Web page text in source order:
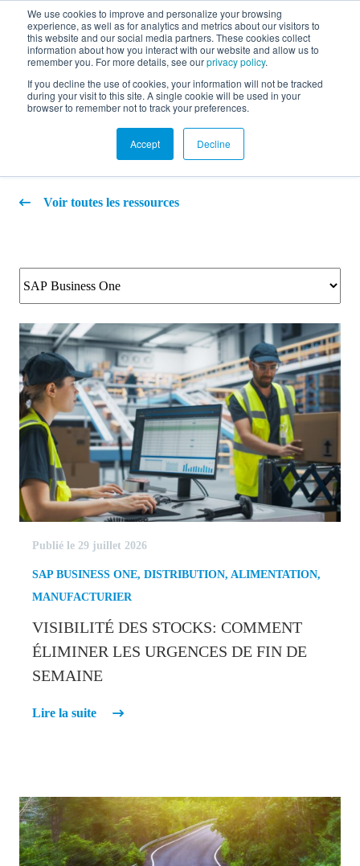
We use cookies to improve and personalize your browsing
experience, as well as for analytics and metrics about our visitors to
this website and our social media partners. These cookies collect
information about how you interact with our website and allow us to
remember you. For more details, see ourprivacy policy.
If you decline the use of cookies, your information will not be tracked
during your visit to this site. A single cookie will be used in your
browser to remember not to track your preferences.
Accept Decline
EN
Blogue
Voir toutes les ressources
Publié le 29 juillet 2026
SAP BUSINESS ONE, DISTRIBUTION, ALIMENTATION,
MANUFACTURIER
VISIBILITÉ DES STOCKS: COMMENT
ÉLIMINER LES URGENCES DE FIN DE
SEMAINE
Lire la suite